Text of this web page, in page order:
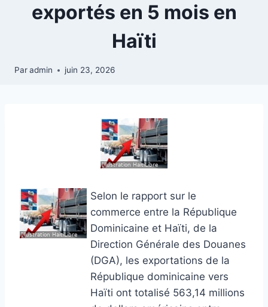
exportés en 5 mois en
Haïti
Paradmin juin 23, 2026
Selon le rapport sur le
commerce entre la République
Dominicaine et Haïti, de la
Direction Générale des Douanes
(DGA), les exportations de la
République dominicaine vers
Haïti ont totalisé 563,14 millions